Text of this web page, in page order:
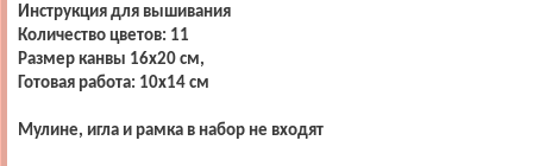
Инструкция для вышивания
Количество цветов: 11
Размер канвы 16х20 см,
Готовая работа: 10х14 см
Мулине, игла и рамка в набор не входят